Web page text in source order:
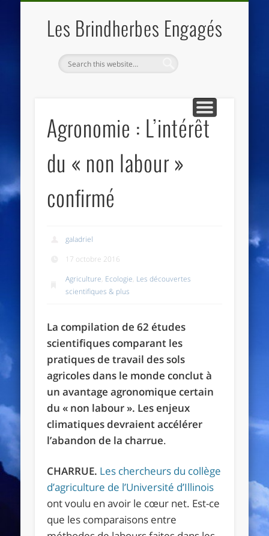
Les Brindherbes Engagés
Agronomie : L’intérêt
du « non labour »
confirmé
galadriel
17 octobre 2016
Agriculture, Ecologie, Les découvertes
scientifiques & plus
La compilation de 62 études
scientifiques comparant les
pratiques de travail des sols
agricoles dans le monde conclut à
un avantage agronomique certain
du « non labour ». Les enjeux
climatiques devraient accélérer
l’abandon de la charrue.
CHARRUE. Les chercheurs du collège
d’agriculture de l’Université d’Illinois
ont voulu en avoir le cœur net. Est-ce
que les comparaisons entre